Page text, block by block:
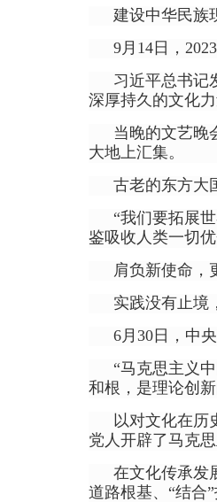
建设中华民族
9月14日，
习近平总书记
深厚持久的文化
当晚的文艺晚
大地上汇集。
古老的东方大
“我们要拓展
鉴吸收人类一切
肩负新使命
实践没有止境
6月30日，中
“马克思主义
和根，是理论创
以对文化在历
党人开辟了马克
在文化传承发
道路根基、“结合